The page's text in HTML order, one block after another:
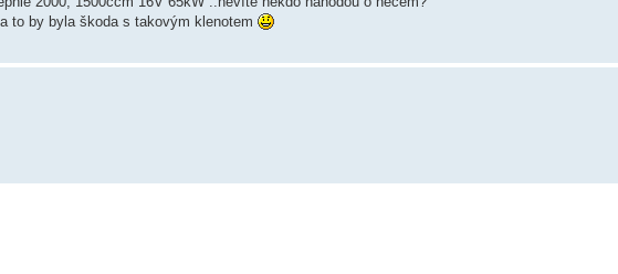
to by byla škoda s takovým klenotem